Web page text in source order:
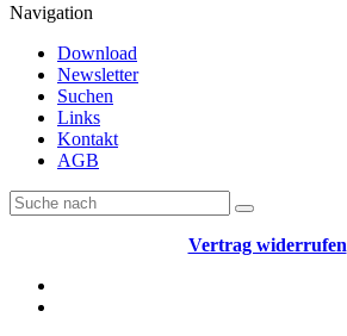
Navigation
Download
Newsletter
Suchen
Links
Kontakt
AGB
Vertrag widerrufen